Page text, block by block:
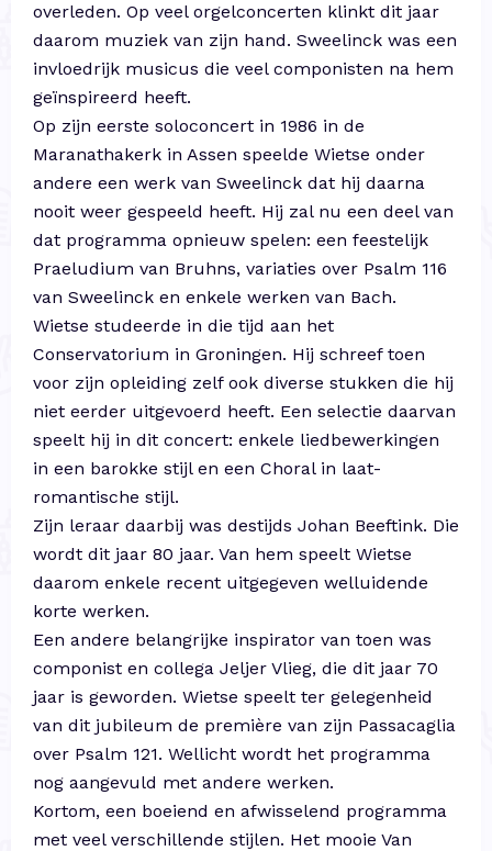
overleden. Op veel orgelconcerten klinkt dit jaar
daarom muziek van zijn hand. Sweelinck was een
invloedrijk musicus die veel componisten na hem
geïnspireerd heeft.
Op zijn eerste soloconcert in 1986 in de
Maranathakerk in Assen speelde Wietse onder
andere een werk van Sweelinck dat hij daarna
nooit weer gespeeld heeft. Hij zal nu een deel van
dat programma opnieuw spelen: een feestelijk
Praeludium van Bruhns, variaties over Psalm 116
van Sweelinck en enkele werken van Bach.
Wietse studeerde in die tijd aan het
Conservatorium in Groningen. Hij schreef toen
voor zijn opleiding zelf ook diverse stukken die hij
niet eerder uitgevoerd heeft. Een selectie daarvan
speelt hij in dit concert: enkele liedbewerkingen
in een barokke stijl en een Choral in laat-
romantische stijl.
Zijn leraar daarbij was destijds Johan Beeftink. Die
wordt dit jaar 80 jaar. Van hem speelt Wietse
daarom enkele recent uitgegeven welluidende
korte werken.
Een andere belangrijke inspirator van toen was
componist en collega Jeljer Vlieg, die dit jaar 70
jaar is geworden. Wietse speelt ter gelegenheid
van dit jubileum de première van zijn Passacaglia
over Psalm 121. Wellicht wordt het programma
nog aangevuld met andere werken.
Kortom, een boeiend en afwisselend programma
met veel verschillende stijlen. Het mooie Van